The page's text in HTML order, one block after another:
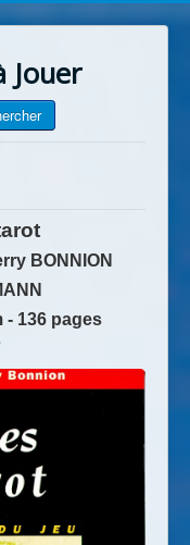
Jouer
BONNION
- 136 pages